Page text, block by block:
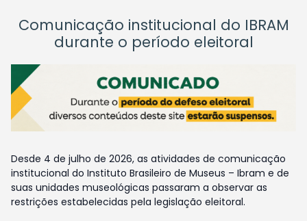
Comunicação institucional do IBRAM
durante o período eleitoral
Desde 4 de julho de 2026, as atividades de comunicação
institucional do Instituto Brasileiro de Museus – Ibram e de
suas unidades museológicas passaram a observar as
restrições estabelecidas pela legislação eleitoral.